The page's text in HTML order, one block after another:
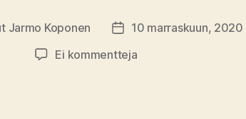
Jarmo Koponen Julkaisupäivämäärä
10 marraskuun, 2020
Ei kommenttejaartikkeliin